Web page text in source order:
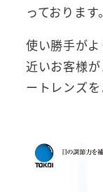
っております。
使い勝手が
近いお客様
ートレンズを